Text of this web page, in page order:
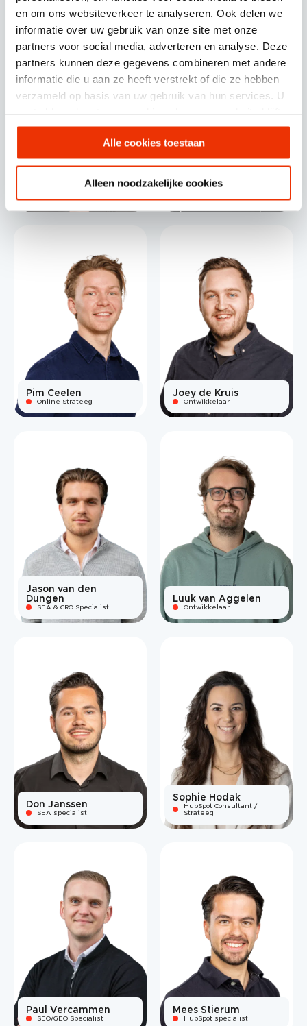
en om ons websiteverkeer te analyseren. Ook delen we
informatie over uw gebruik van onze site met onze
partners voor social media, adverteren en analyse. Deze
partners kunnen deze gegevens combineren met andere
informatie die u aan ze heeft verstrekt of die ze hebben
verzameld op basis van uw gebruik van hun services. U
gebruiken.
Alle cookies toestaan
Alleen noodzakelijke cookies
Owen Walravens
Mariska Paul
Contentmarketing
Pim Ceelen
Online Strateeg
Joey de Kruis
Ontwikkelaar
Jason van den
Dungen
SEA & CRO Specialist
Luuk van Aggelen
Ontwikkelaar
Don Janssen
SEA specialist
Sophie Hodak
HubSpot Consultant /
Strateeg
Paul Vercammen
SEO/GEO Specialist
Mees Stierum
HubSpot specialist